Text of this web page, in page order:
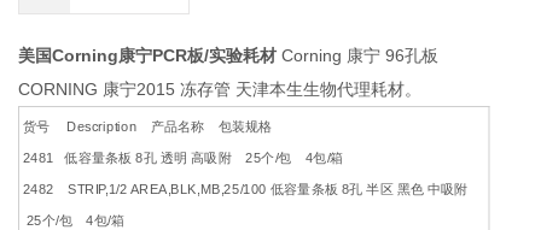
美国Corning康宁PCR板/实验耗材 Corning 康宁 96孔板
CORNING 康宁2015 冻存管 天津本生生物代理耗材。
货号 Description 产品名称 包装规格
2481 低容量条板 8孔 透明 高吸附 25个/包 4包/箱
2482 STRIP,1/2 AREA,BLK,MB,25/100 低容量条板 8孔 半区 黑色 中吸附
25个/包 4包/箱